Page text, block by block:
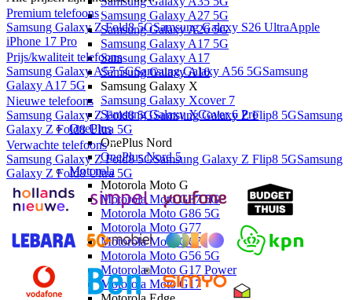
Samsung Galaxy A27 5G
Samsung Galaxy A26 5G
Samsung Galaxy A17 5G
Samsung Galaxy A17
Samsung Galaxy A16
Samsung Galaxy X
Samsung Galaxy Xcover 7
Samsung Galaxy XCover 6 Pro
OnePlus
OnePlus Nord
OnePlus Nord 5
Motorola
Motorola Moto G
Motorola Moto G87 5G
Motorola Moto G86 5G
Motorola Moto G77
Motorola Moto G67
Motorola Moto G56 5G
Motorola Moto G17 Power
Motorola Moto G17
Premium telefoons
Samsung Galaxy Z Fold8 5GSamsung Galaxy S26 UltraApple
iPhone 17 Pro
Prijs/kwaliteit telefoons
Samsung Galaxy A57 5GSamsung Galaxy A56 5GSamsung
Galaxy A17 5G
Nieuwe telefoons
Samsung Galaxy Z Fold8 5GSamsung Galaxy Z Flip8 5GSamsung
Galaxy Z Fold8 Ultra 5G
Verwachte telefoons
Samsung Galaxy Z Fold8 5GSamsung Galaxy Z Flip8 5GSamsung
Galaxy Z Fold8 Ultra 5G